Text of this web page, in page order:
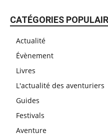
CATÉGORIES
Actualité
Évènement
Livres
L'actualité des aventuriers
Guides
Festivals
Aventure